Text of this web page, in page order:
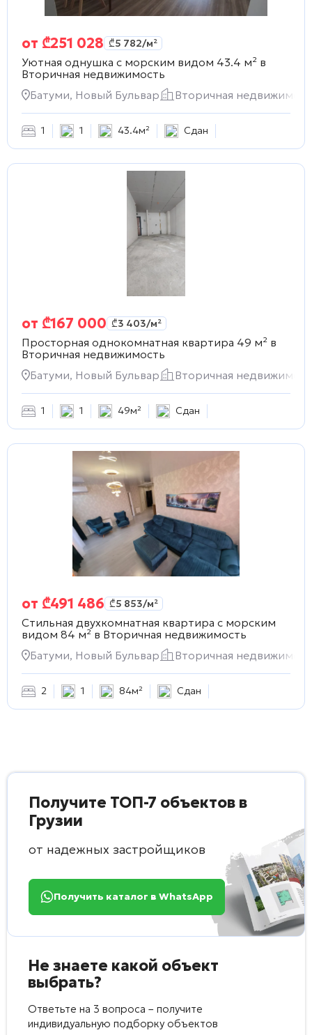
от ₾251 028 ₾5 782/м²
Уютная однушка с морским видом 43.4 м² в
Вторичная недвижимость
Батуми, Новый Бульвар
Вторичная
1 1 43.4м² Сдан
от ₾167 000 ₾3 403/м²
Просторная однокомнатная квартира 49 м² в
Вторичная недвижимость
Батуми, Новый Бульвар
Вторичная
1 1 49м² Сдан
от ₾491 486 ₾5 853/м²
Стильная двухкомнатная квартира с морским
видом 84 м² в Вторичная недвижимость
Батуми, Новый Бульвар
Вторичная
2 1 84м² Сдан
Получите ТОП-7 объектов в
Грузии
от надежных застройщиков
Получить каталог в WhatsApp
Не знаете какой объект
выбрать?
Ответьте на 3 вопроса – получите
индивидуальную подборку объектов